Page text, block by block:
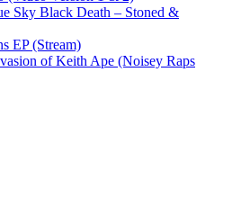
Sky Black Death – Stoned &
EP (Stream)
of Keith Ape (Noisey Raps